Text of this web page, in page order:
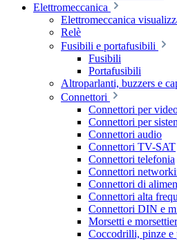
Elettromeccanica
Elettromeccanica
Relè
Fusibili e portafusibili
Fusibili
Portafusibili
Altroparlanti, buzzers e
Connettori
Connettori per
Connettori per
Connettori audio
Connettori TV-SAT
Connettori telefonia
Connettori
Connettori di
Connettori alta
Connettori DIN e
Morsetti e
Coccodrilli, pinze e